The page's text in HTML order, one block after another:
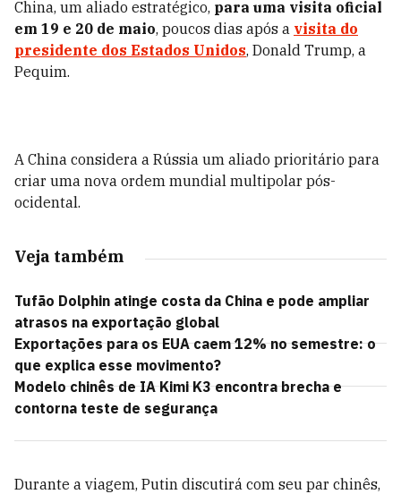
China, um aliado estratégico, para uma visita oficial
em 19 e 20 de maio, poucos dias após a visita do
presidente dos Estados Unidos, Donald Trump, a
Pequim.
A China considera a Rússia um aliado prioritário para
criar uma nova ordem mundial multipolar pós-
ocidental.
Veja também
Tufão Dolphin atinge costa da China e pode ampliar
atrasos na exportação global
Exportações para os EUA caem 12% no semestre: o
que explica esse movimento?
Modelo chinês de IA Kimi K3 encontra brecha e
contorna teste de segurança
Durante a viagem, Putin discutirá com seu par chinês,